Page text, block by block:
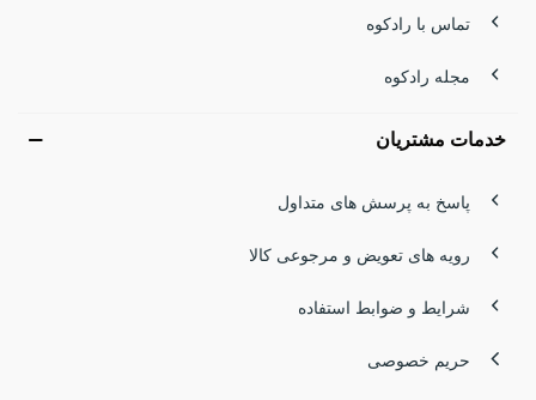
تماس با رادکوه
مجله رادکوه
خدمات مشتریان
پاسخ به پرسش های متداول
رویه های تعویض و مرجوعی کالا
شرایط و ضوابط استفاده
حریم خصوصی